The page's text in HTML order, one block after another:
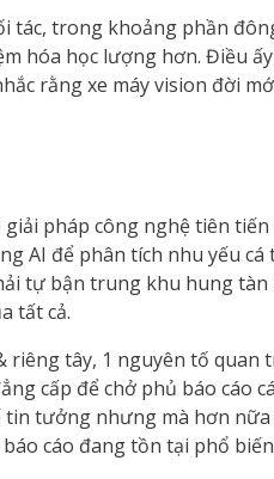
tác, trong khoảng phần
hóa học lượng hơn. Điều
rằng xe máy vision đời
pháp công nghệ tiên
AI để phân tích nhu yếu
tự bận trung khu hung
tất cả.
tây, 1 nguyên tố quan
cấp để chở phủ báo cáo
tưởng nhưng mà hơn nữa
cáo đang tồn tại phổ